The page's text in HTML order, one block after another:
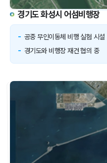
경기도 화성시 어섬비행장
공중 무인이동체 비행 실험 시설
경기도와 비행장 재건 협의 중